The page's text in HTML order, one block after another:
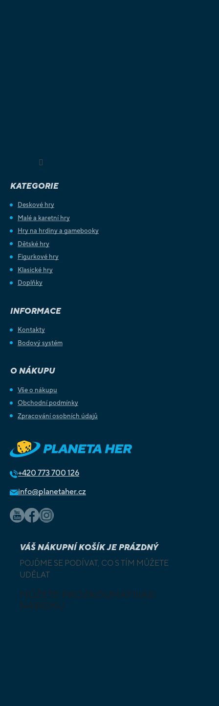
KATEGORIE
Deskové hry
Malé a karetní hry
Hry na hrdiny a gamebooky
Dětské hry
Figurkové hry
Klasické hry
Doplňky
INFORMACE
Kontakty
Bodový systém
O NÁKUPU
Vše o nákupu
Obchodní podmínky
Zpracování osobních údajů
+420 773 700 126
info@planetaher.cz
VÁŠ NÁKUPNÍ KOŠÍK JE PRÁZDNÝ
POJĎME SE PODÍVAT, CO S TÍM MŮŽETE
UDĚLAT
MŮŽETE PROZKOUMAT NAŠI
NABÍDKU